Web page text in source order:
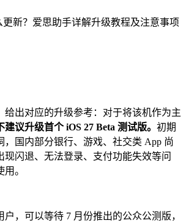
给出对应的升级参考：对于将该机作为主
建议升级首个 iOS 27 Beta 测试版。 初期
，国内部分银行、游戏、社交类 App 尚
现闪退、无法登录、支付功能失效等问
。
，可以等待 7 月份推出的公众公测版，